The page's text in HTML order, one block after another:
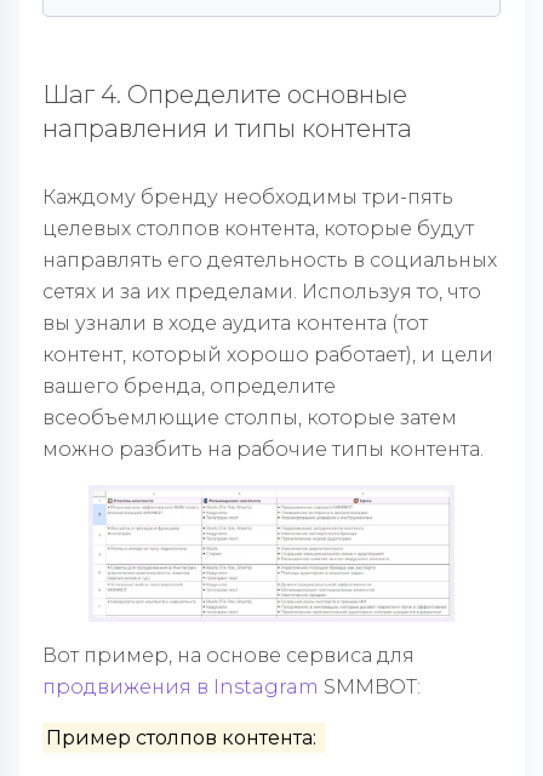
Шаг 4. Определите основные
направления и типы контента
Каждому бренду необходимы три-пять
целевых столпов контента, которые будут
направлять его деятельность в социальных
сетях и за их пределами. Используя то, что
вы узнали в ходе аудита контента (тот
контент, который хорошо работает), и цели
вашего бренда, определите
всеобъемлющие столпы, которые затем
можно разбить на рабочие типы контента.
Вот пример, на основе сервиса для
продвижения в Instagram SMMBOT:
Пример столпов контента: